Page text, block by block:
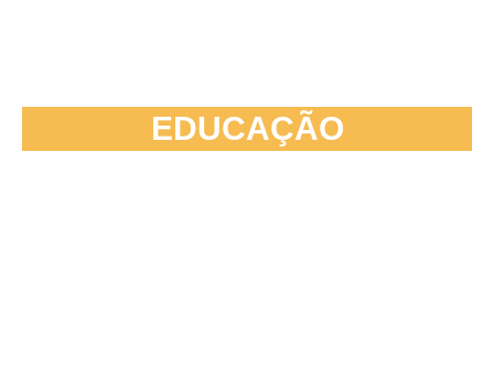
EDUCAÇÃO